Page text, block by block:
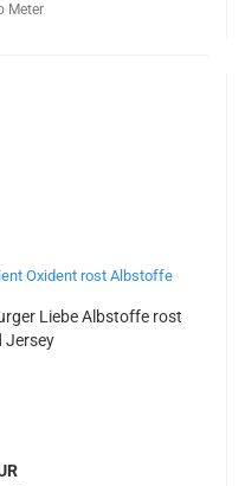
Meter
Liebe Albstoffe rost
Jersey